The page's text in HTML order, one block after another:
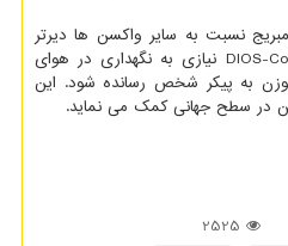
نسبت به سایر واکسن ها دیرتر
ساخته شده، ولی واکسن DIOS-CoVax۲ نیازی به نگهداری در هوای
به پیکر شخص رسانده شود. این
در سطح جهانی کمک می نماید.
2525